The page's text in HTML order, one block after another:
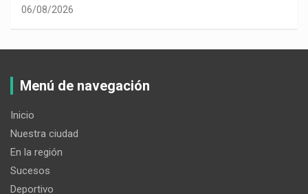
06/08/2026
Menú de navegación
Inicio
Nuestra ciudad
En la región
Sucesos
Deportivo